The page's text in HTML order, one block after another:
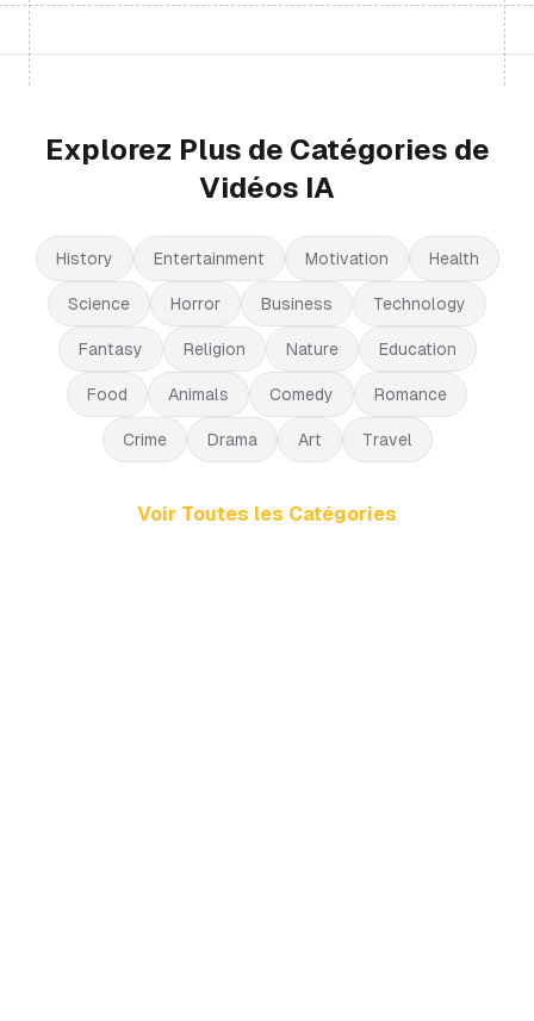
Explorez Plus de Catégories de
Vidéos IA
History Entertainment Motivation Health
Science Horror Business Technology
Fantasy Religion Nature Education
Food Animals Comedy Romance
Crime Drama Art Travel
Voir Toutes les Catégories